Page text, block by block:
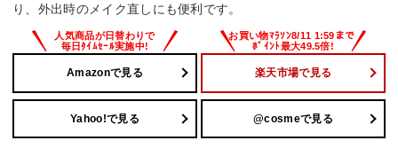
り、外出時のメイク直しにも便利です。
Amazonで見る 楽天市場で見る
Yahoo!で見る @cosmeで見る